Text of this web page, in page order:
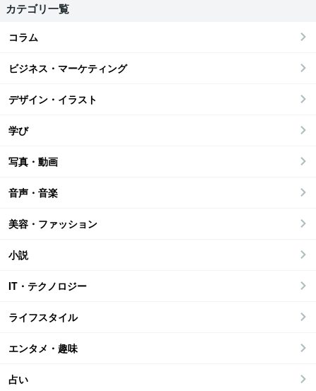
カテゴリ一覧
コラム
ビジネス・マーケティング
デザイン・イラスト
学び
写真・動画
音声・音楽
美容・ファッション
小説
IT・テクノロジー
ライフスタイル
エンタメ・趣味
占い